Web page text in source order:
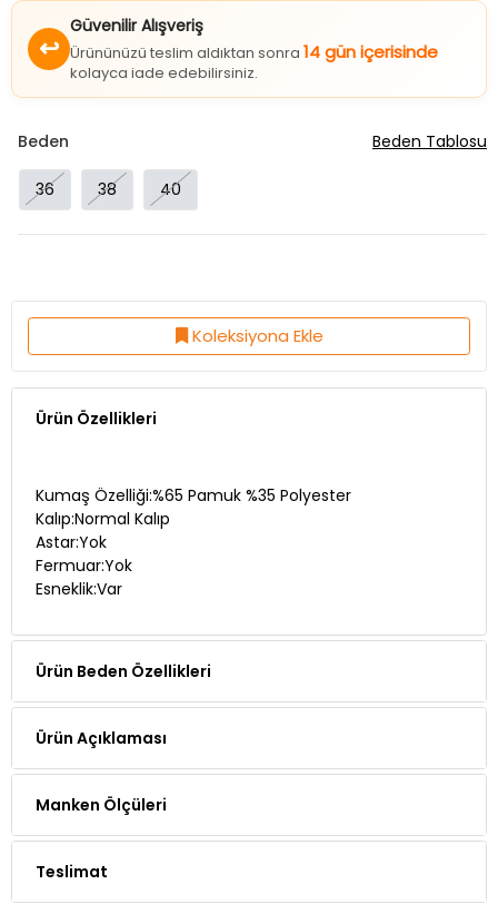
↩
Güvenilir Alışveriş
Ürününüzü teslim aldıktan sonra 14 gün içerisinde
kolayca iade edebilirsiniz.
Beden
36 38 40
Beden Tablosu
Koleksiyona Ekle
Ürün Özellikleri
Kumaş Özelliği:%65 Pamuk %35 Polyester
Kalıp:Normal Kalıp
Astar:Yok
Fermuar:Yok
Esneklik:Var
Ürün Beden Özellikleri
Ürün Açıklaması
Manken Ölçüleri
Teslimat